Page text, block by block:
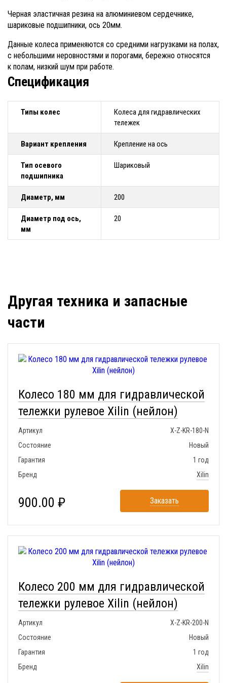
Черная эластичная резина на алюминиевом сердечнике,
шариковые подшипники, ось 20мм.
Данные колеса применяются со средними нагрузками на полах,
с небольшими неровностями и порогами, бережно относятся
к полам, низкий шум при работе.
Спецификация
Типы колес
Колеса для гидравлических
тележек
Вариант крепления Крепление на ось
Тип осевого
подшипника
Шариковый
Диаметр, мм 200
Диаметр под ось,
мм
20
Другая техника и запасные
части
Колесо 180 мм для гидравлической
тележки рулевое Xilin (нейлон)
Артикул
X-Z-KR-180-N
Состояние
Новый
Гарантия
1 год
Бренд
Xilin
900.00 ₽ Заказать
Колесо 200 мм для гидравлической
тележки рулевое Xilin (нейлон)
Артикул
X-Z-KR-200-N
Состояние
Новый
Гарантия
1 год
Бренд
Xilin